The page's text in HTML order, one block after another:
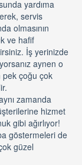
yardıma
servis
olmasının
ve hafif
İş yerinizde
aynen o
pek çoğu çok
zamanda
hizmet
gibi ağırlıyor!
göstermeleri de
güzel